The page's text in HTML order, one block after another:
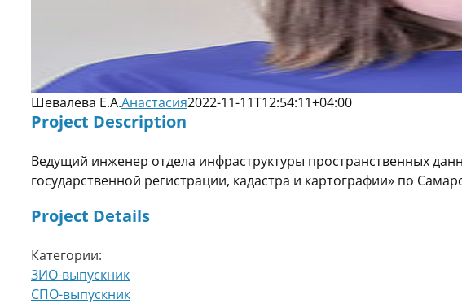
Шевалева Е.А.Анастасия2022-11-11T12:54:11+04:00
Project Description
Ведущий инженер отдела инфраструктуры пространственных
государственной регистрации, кадастра и картографии» по
Project Details
Категории:
ЗИО-выпускник
СПО-выпускник